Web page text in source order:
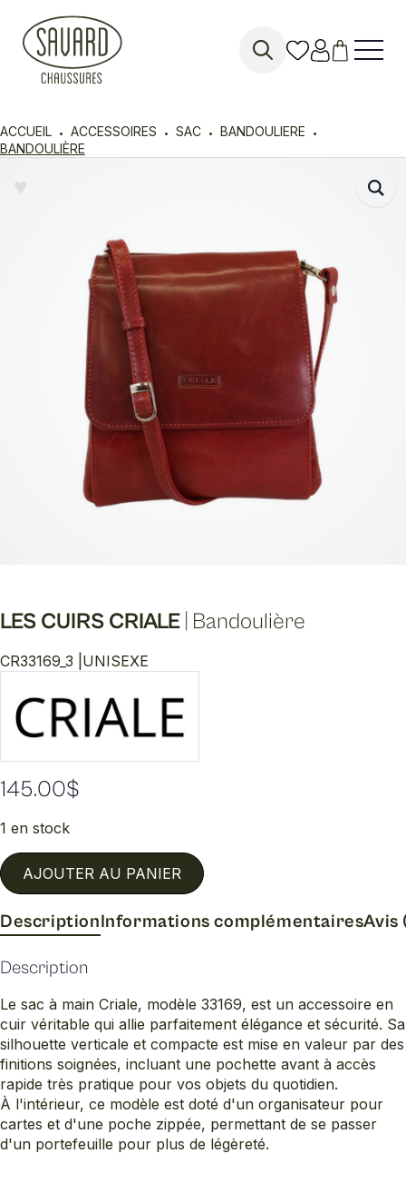
ACCUEIL ACCESSOIRES SAC
BANDOULIERE
BANDOULIÈRE
LES CUIRS CRIALE Bandoulière
CR33169_3 | UNISEXE
145.00$
1 en stock
AJOUTER AU PANIER
DescriptionInformations complémentairesAvis
Description
Le sac à main Criale, modèle 33169, est un accessoire en
cuir véritable qui allie parfaitement élégance et sécurité. Sa
silhouette verticale et compacte est mise en valeur par des
finitions soignées, incluant une pochette avant à accès
rapide très pratique pour vos objets du quotidien.
À l'intérieur, ce modèle est doté d'un organisateur pour
cartes et d'une poche zippée, permettant de se passer
d'un portefeuille pour plus de légèreté.